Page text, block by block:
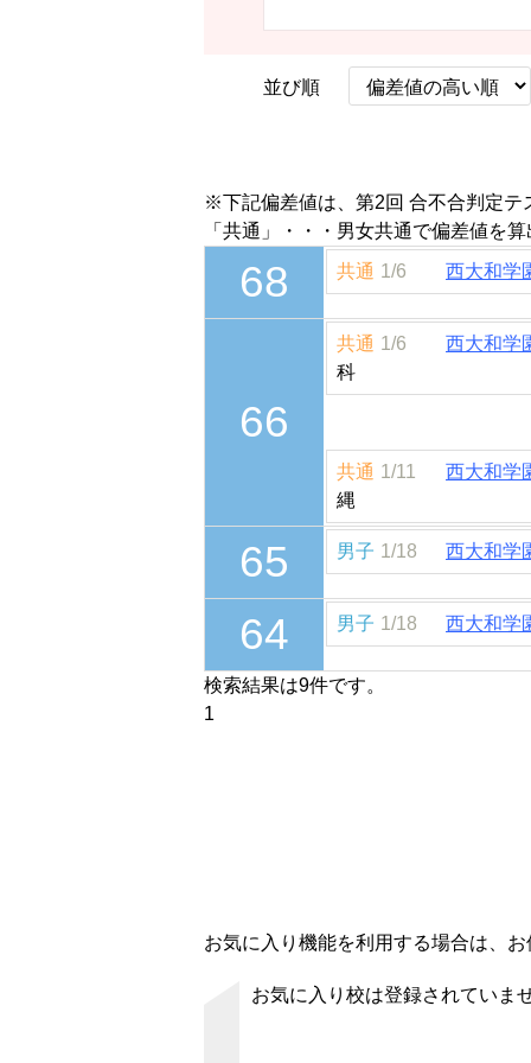
並び順
※下記偏差値は、第2回 合不合判定テ
「共通」・・・男女共通で偏差値を
68 共通 1/6 西大和学
66
共通 1/6
西大和学
科
共通 1/11
西大和学
縄
65 男子 1/18 西大和学
64 男子 1/18 西大和学
検索結果は9件です。
1
お気に入り機能を利用する場合は、
お気に入り校は登録されていま